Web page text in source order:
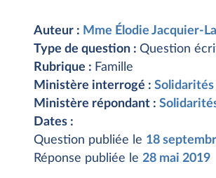
Auteur : Mme Élodie Jacquier-
Type de question : Question
Rubrique : Famille
Ministère interrogé :
Ministère répondant :
Dates :
Question publiée le 18
Réponse publiée le 28 mai 2019